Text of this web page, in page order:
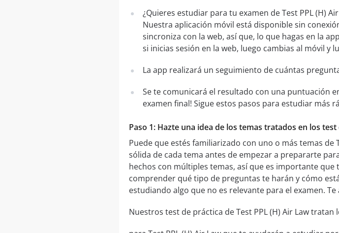
¿Quieres estudiar para tu examen de Test PPL (H)
Nuestra aplicación móvil está disponible sin
sincroniza con la web, así que, lo que hagas en la
si inicias sesión en la web, luego cambias al móvil y
La app realizará un seguimiento de cuántas
Se te comunicará el resultado con una puntuación
examen final! Sigue estos pasos para estudiar más
Paso 1: Hazte una idea de los temas tratados en los
Puede que estés familiarizado con uno o más temas
sólida de cada tema antes de empezar a prepararte
hechos con múltiples temas, así que es importante que
comprender qué tipo de preguntas te harán y cómo
estudiando algo que no es relevante para el examen.
Nuestros test de práctica de Test PPL (H) Air Law tratan